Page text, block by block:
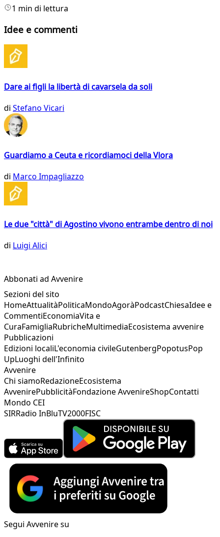
1 min di lettura
Idee e commenti
Dare ai figli la libertà di cavarsela da soli
di Stefano Vicari
Guardiamo a Ceuta e ricordiamoci della Vlora
di Marco Impagliazzo
Le due "città" di Agostino vivono entrambe dentro di noi
di Luigi Alici
Abbonati ad Avvenire
Sezioni del sito
HomeAttualitàPoliticaMondoAgoràPodcastChiesaIdee e
CommentiEconomiaVita e
CuraFamigliaRubricheMultimediaEcosistema avvenire
Pubblicazioni
Edizioni localiL'economia civileGutenbergPopotusPop
UpLuoghi dell'Infinito
Avvenire
Chi siamoRedazioneEcosistema
AvvenirePubblicitàFondazione AvvenireShopContatti
Mondo CEI
SIRRadio InBluTV2000FISC
Segui Avvenire su